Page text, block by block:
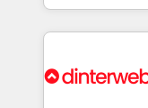
organisations,
complex use cases 🏆 CRM
Onboarding Accredited 🔐
so selling and
feels easy and pain-free. We
and Customer